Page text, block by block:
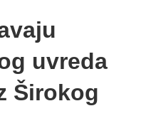
uvreda
Širokog